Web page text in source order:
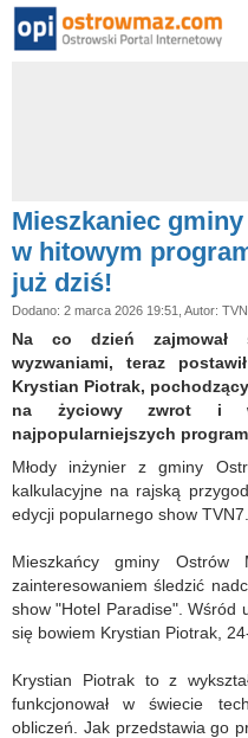
Mieszkaniec
w hitowym
już dziś!
Dodano: 2 marca 2026 19:51, Autor:
Na co dzień zajmował
wyzwaniami, teraz
Krystian Piotrak,
na życiowy zwrot i
najpopularniejszych
Młody inżynier z gminy
kalkulacyjne na rajską
edycji popularnego show TVN7.
Mieszkańcy gminy
zainteresowaniem śledzić
show "Hotel Paradise". Wśród
się bowiem Krystian Piotrak,
Krystian Piotrak to z
funkcjonował w świecie
obliczeń. Jak przedstawia go